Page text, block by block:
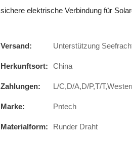
sichere elektrische Verbindung für
Versand: Unterstützung
Herkunftsort: China
Zahlungen: L/C,D/A,D/P,T/
Marke: Pntech
Materialform: Runder Draht